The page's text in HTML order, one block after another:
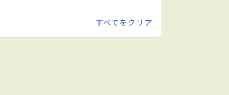
すべてをクリア